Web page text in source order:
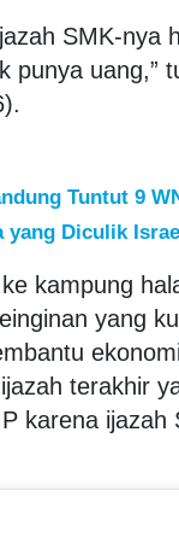
SMK-nya
punya uang,”
Tuntut 9
Diculik
kampung
yang
terakhir
karena ijazah